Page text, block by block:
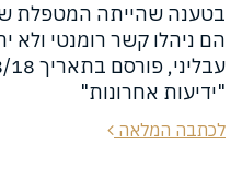
בטענה שהייתה המטפלת
הם ניהלו קשר רומנטי ולא
"ידיעות אחרונות"
לכתבה המלאה